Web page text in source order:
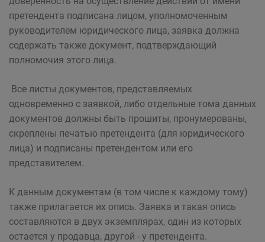
претендента подписана лицом, уполномоченным
руководителем юридического лица, заявка должна
содержать также документ, подтверждающий
полномочия этого лица.
Все листы документов, представляемых
одновременно с заявкой, либо отдельные тома данных
документов должны быть прошиты, пронумерованы,
скреплены печатью претендента (для юридического
лица) и подписаны претендентом или его
представителем.
К данным документам (в том числе к каждому тому)
также прилагается их опись. Заявка и такая опись
составляются в двух экземплярах, один из которых
остается у продавца, другой - у претендента.